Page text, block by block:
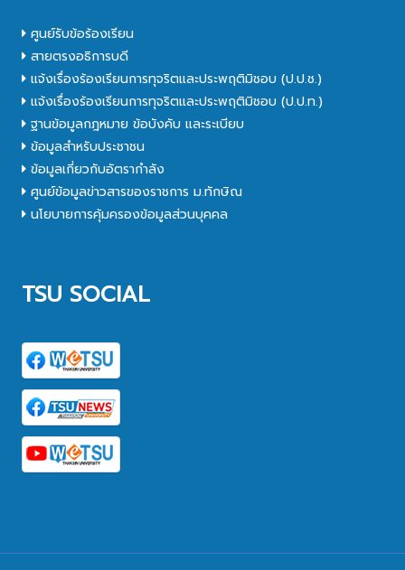
ศูนย์รับข้อร้องเรียน
สายตรงอธิการบดี
แจ้งเรื่องร้องเรียนการทุจริตและประพฤติมิชอบ (ป.ป.ช.)
แจ้งเรื่องร้องเรียนการทุจริตและประพฤติมิชอบ (ป.ป.ท.)
ฐานข้อมูลกฎหมาย ข้อบังคับ และระเบียบ
ข้อมูลสำหรับประชาชน
ข้อมูลเกี่ยวกับอัตรากำลัง
ศูนย์ข้อมูลข่าวสารของราชการ ม.ทักษิณ
นโยบายการคุ้มครองข้อมูลส่วนบุคคล
TSU SOCIAL